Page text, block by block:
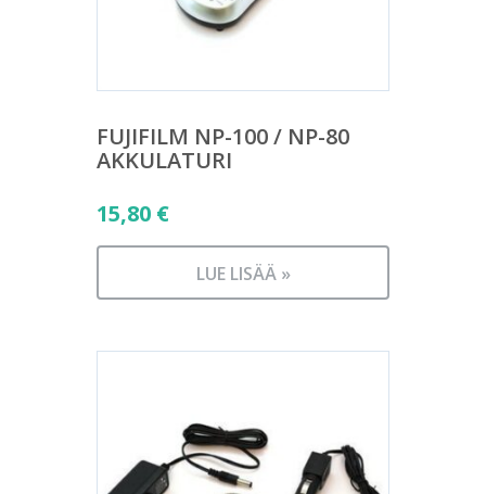
FUJIFILM NP-100 / NP-80
AKKULATURI
15,80 €
LUE LISÄÄ »